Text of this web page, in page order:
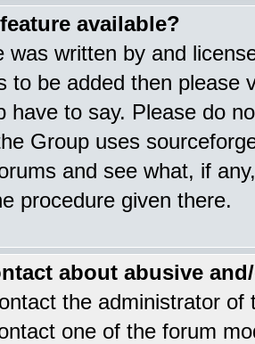
available?
was written by and
to be added then please
have to say. Please do
Group uses
and see what, if
procedure given there.
about abusive
the administrator
one of the forum